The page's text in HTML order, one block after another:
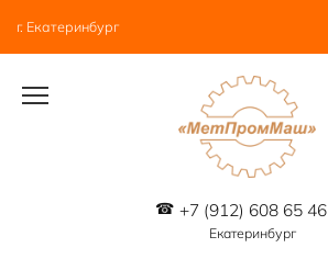
содержанию
г. Екатеринбург
+7 (912) 608 65 46
Екатеринбург